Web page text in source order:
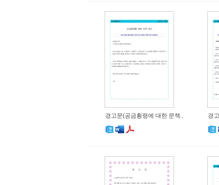
경고문(공금횡령에 대한 문책.. 경